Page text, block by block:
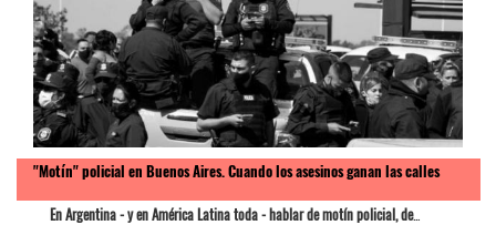
"Motín" policial en Buenos Aires. Cuando los asesinos ganan las calles
En Argentina - y en América Latina toda - hablar de motín policial, de...